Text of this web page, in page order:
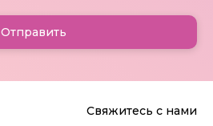
Свяжитесь с нами
Отправить